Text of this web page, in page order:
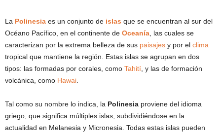
La Polinesia es un conjunto de islas que se encuentran al sur del
Océano Pacífico, en el continente de Oceanía , las cuales se
caracterizan por la extrema belleza de sus paisajes y por el clima
tropical que mantiene la región. Estas islas se agrupan en dos
tipos: las formadas por corales, como Tahití , y las de formación
volcánica, como Hawai
Tal como su nombre lo indica, la Polinesia proviene del idioma
griego, que significa múltiples islas, subdividiéndose en la
actualidad en Melanesia y Micronesia. Todas estas islas pueden